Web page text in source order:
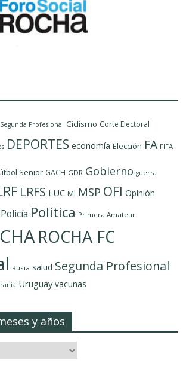
Profesional Ciclismo Corte Electoral
DEPORTES economía Elección FA FIFA
Senior GACH GDR Gobierno guerra
LRFS LUC MI MSP OFI Opinión
Policía Política Primera Amateur
ROCHA FC
Rusia salud Segunda Profesional
Uruguay vacunas
y años